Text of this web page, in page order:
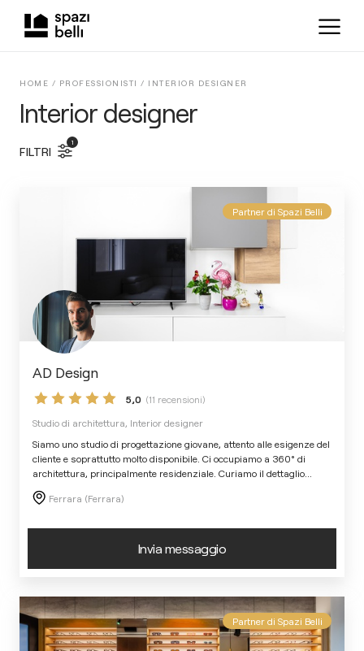
Interior designer
HOME / PROFESSIONISTI / INTERIOR DESIGNER
FILTRI
1
Partner di Spazi Belli
AD Design
5,0 (11 recensioni)
Studio di architettura, Interior designer
Siamo uno studio di progettazione giovane, attento alle esigenze del
cliente e soprattutto molto disponibile. Ci occupiamo a 360° di
architettura, principalmente residenziale. Curiamo il dettaglio
Ferrara (Ferrara)
Invia messaggio
Partner di Spazi Belli